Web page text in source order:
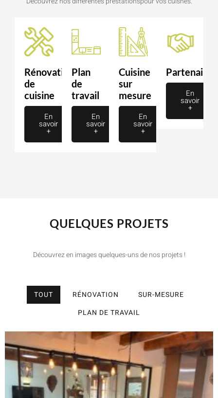
Rénovation
de
cuisine
En
savoir
+
Plan
de
travail
En
savoir
+
Cuisine
sur
mesure
En
savoir
+
Partenaire
En
savoir
+
QUELQUES PROJETS
Découvrez en images quelques-uns de nos projets !
TOUT RÉNOVATION
SUR-MESURE
PLAN DE TRAVAIL